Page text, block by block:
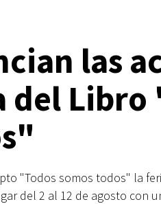
las
del Libro
"Todos somos todos" la
del 2 al 12 de agosto con